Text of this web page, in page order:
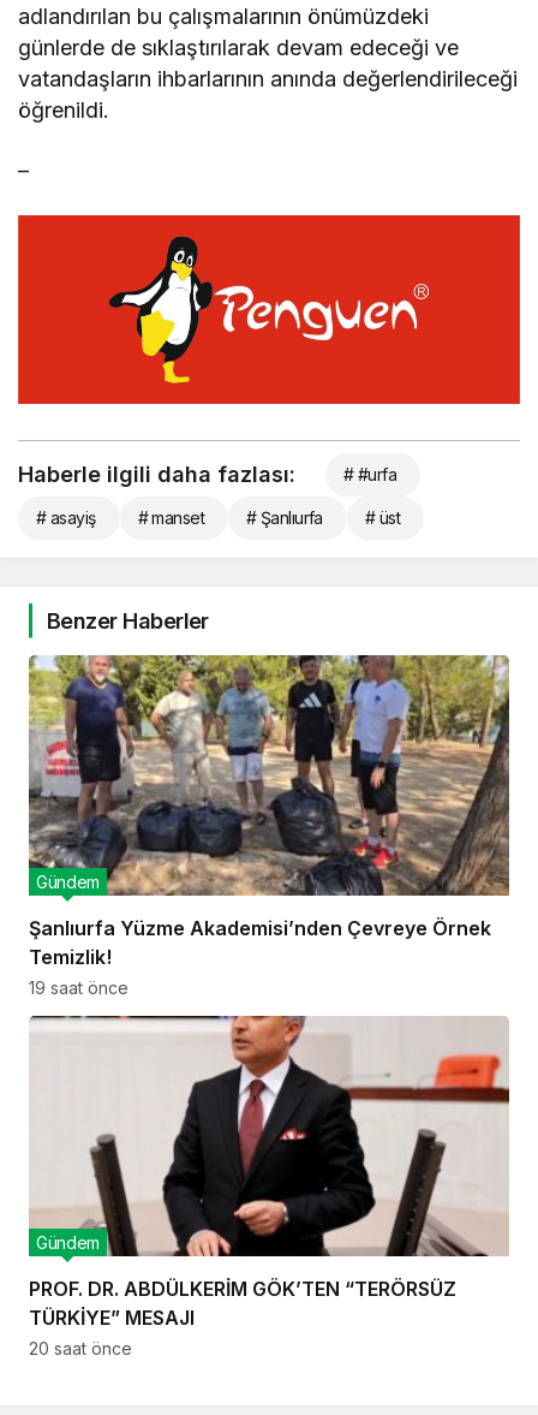
adlandırılan bu çalışmalarının önümüzdeki
günlerde de sıklaştırılarak devam edeceği ve
vatandaşların ihbarlarının anında değerlendirileceği
öğrenildi.
–
Haberle ilgili daha fazlası: # #urfa
# asayiş # manset # Şanlıurfa # üst
Benzer Haberler
Şanlıurfa Yüzme Akademisi’nden Çevreye Örnek
Temizlik!
Gündem
19 saat önce
PROF. DR. ABDÜLKERİM GÖK’TEN “TERÖRSÜZ
TÜRKİYE” MESAJI
Gündem
20 saat önce